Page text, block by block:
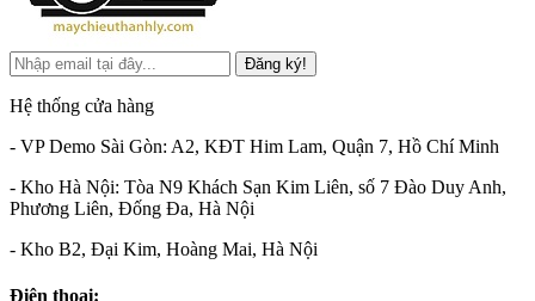
Đăng ký!
Hệ thống cửa hàng
- VP Demo Sài Gòn: A2, KĐT Him Lam, Quận 7, Hồ Chí Minh
- Kho Hà Nội: Tòa N9 Khách Sạn Kim Liên, số 7 Đào Duy Anh,
Phương Liên, Đống Đa, Hà Nội
- Kho B2, Đại Kim, Hoàng Mai, Hà Nội
Điện thoại: